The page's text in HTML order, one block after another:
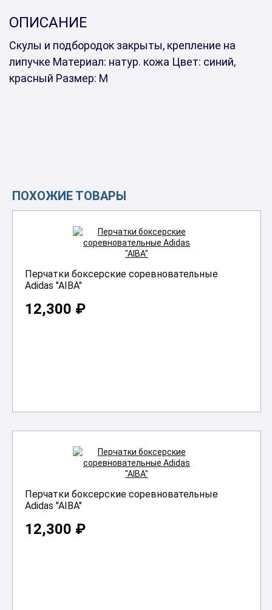
ОПИСАНИЕ
Скулы и подбородок закрыты, крепление на
липучке Материал: натур. кожа Цвет: синий,
красный Размер: М
ПОХОЖИЕ ТОВАРЫ
Перчатки боксерские соревновательные
Adidas "AIBA"
12,300 ₽
Перчатки боксерские соревновательные
Adidas "AIBA"
12,300 ₽